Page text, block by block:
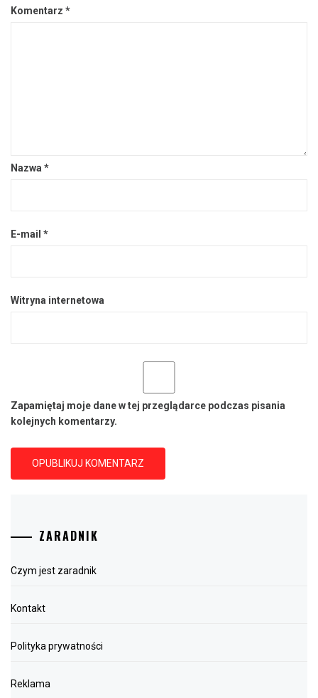
Komentarz *
Nazwa *
E-mail *
Witryna internetowa
Zapamiętaj moje dane w tej przeglądarce podczas pisania
kolejnych komentarzy.
ZARADNIK
Czym jest zaradnik
Kontakt
Polityka prywatności
Reklama